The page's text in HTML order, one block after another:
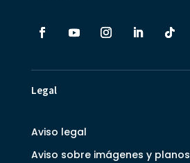
Legal
Aviso legal
Aviso sobre imágenes y planos